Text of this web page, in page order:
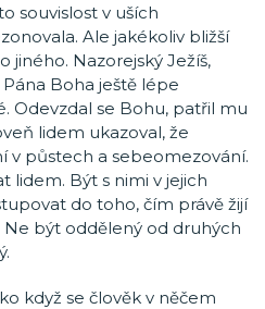
souvislost v uších
Ale jakékoliv bližší
jiného. Nazorejský Ježíš,
Boha ještě lépe
Odevzdal se Bohu, patřil mu
lidem ukazoval, že
v půstech a sebeomezování.
lidem. Být s nimi v jejich
do toho, čím právě žijí
Ne být oddělený od druhých
když se člověk v něčem